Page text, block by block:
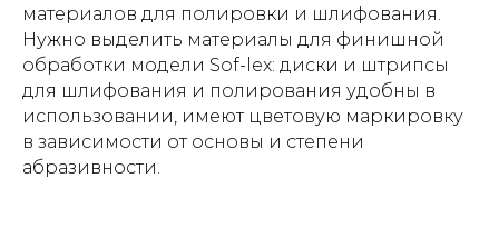
материалов для полировки и шлифования.
Нужно выделить материалы для финишной
обработки модели Sof-lex: диски и штрипсы
для шлифования и полирования удобны в
использовании, имеют цветовую маркировку
в зависимости от основы и степени
абразивности.